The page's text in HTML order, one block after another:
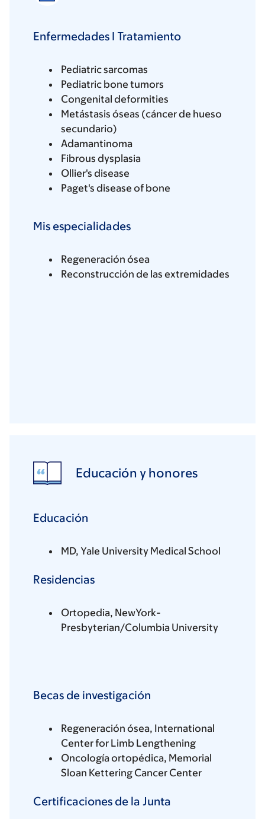
Enfermedades I Tratamiento
Pediatric sarcomas
Pediatric bone tumors
Congenital deformities
Metástasis óseas (cáncer de hueso
secundario)
Adamantinoma
Fibrous dysplasia
Ollier's disease
Paget's disease of bone
Mis especialidades
Regeneración ósea
Reconstrucción de las extremidades
Educación y honores
Educación
MD, Yale University Medical School
Residencias
Ortopedia, NewYork-
Presbyterian/Columbia University
Becas de investigación
Regeneración ósea, International
Center for Limb Lengthening
Oncología ortopédica, Memorial
Sloan Kettering Cancer Center
Certificaciones de la Junta